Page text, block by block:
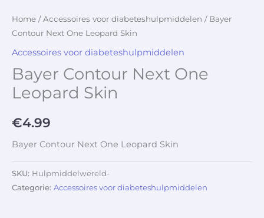
Home /Accessoires voor diabeteshulpmiddelen / Bayer
Contour Next One Leopard Skin
Accessoires voor diabeteshulpmiddelen
Bayer Contour Next One
Leopard Skin
€4.99
Bayer Contour Next One Leopard Skin
SKU: Hulpmiddelwereld-
Categorie: Accessoires voor diabeteshulpmiddelen